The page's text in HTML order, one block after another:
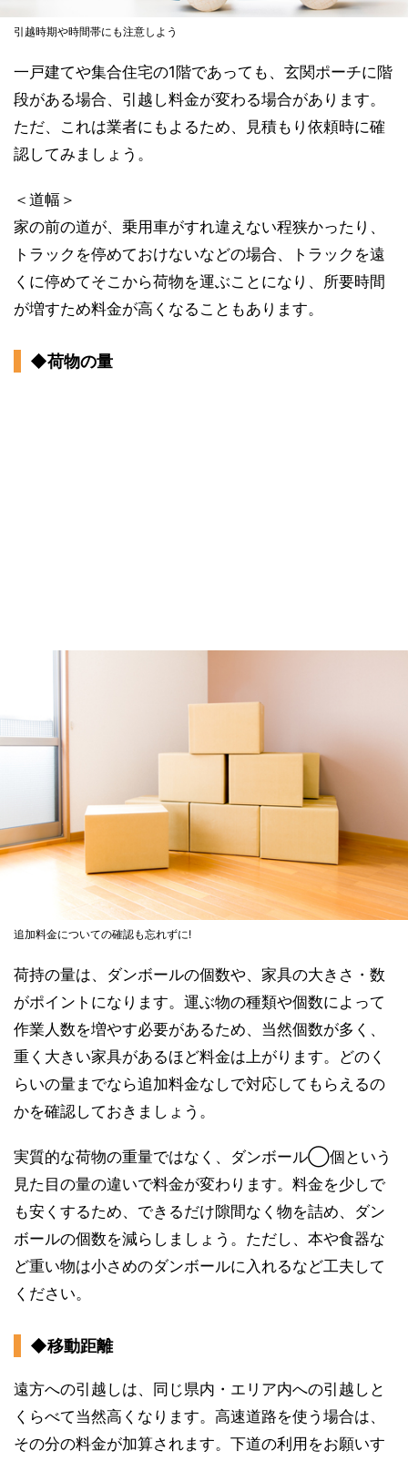
引越時期や時間帯にも注意しよう
一戸建てや集合住宅の1階であっても、玄関ポーチに階
段がある場合、引越し料金が変わる場合があります。
ただ、これは業者にもよるため、見積もり依頼時に確
認してみましょう。
＜道幅＞
家の前の道が、乗用車がすれ違えない程狭かったり、
トラックを停めておけないなどの場合、トラックを遠
くに停めてそこから荷物を運ぶことになり、所要時間
が増すため料金が高くなることもあります。
◆荷物の量
追加料金についての確認も忘れずに!
荷持の量は、ダンボールの個数や、家具の大きさ・数
がポイントになります。運ぶ物の種類や個数によって
作業人数を増やす必要があるため、当然個数が多く、
重く大きい家具があるほど料金は上がります。どのく
らいの量までなら追加料金なしで対応してもらえるの
かを確認しておきましょう。
実質的な荷物の重量ではなく、ダンボール◯個という
見た目の量の違いで料金が変わります。料金を少しで
も安くするため、できるだけ隙間なく物を詰め、ダン
ボールの個数を減らしましょう。ただし、本や食器な
ど重い物は小さめのダンボールに入れるなど工夫して
ください。
◆移動距離
遠方への引越しは、同じ県内・エリア内への引越しと
くらべて当然高くなります。高速道路を使う場合は、
その分の料金が加算されます。下道の利用をお願いす